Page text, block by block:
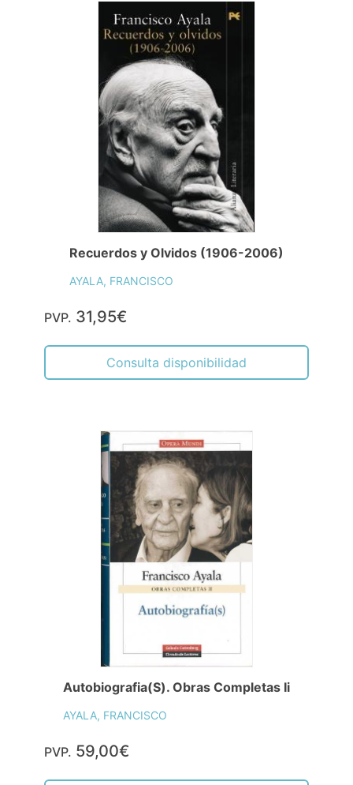
Recuerdos y Olvidos (1906-2006)
AYALA, FRANCISCO
PVP. 31,95€
Consulta disponibilidad
Autobiografia(S). Obras Completas Ii
AYALA, FRANCISCO
PVP. 59,00€